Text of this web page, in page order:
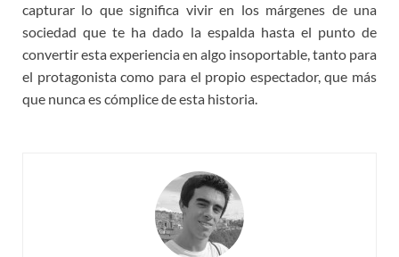
capturar lo que significa vivir en los márgenes de una
sociedad que te ha dado la espalda hasta el punto de
convertir esta experiencia en algo insoportable, tanto para
el protagonista como para el propio espectador, que más
que nunca es cómplice de esta historia.